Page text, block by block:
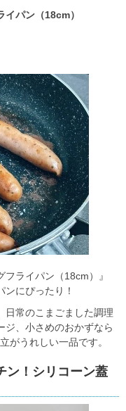
パン（18cm）
ライパン（18cm）』
にぴったり！
日常のこまごました調理
ジ、小さめのおかずなら
がうれしい一品です。
ン！シリコーン蓋